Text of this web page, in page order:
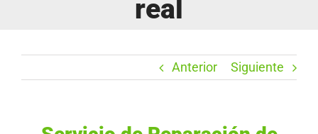
real
Anterior Siguiente